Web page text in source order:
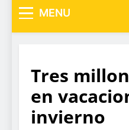
MENU
Tres
en
invierno